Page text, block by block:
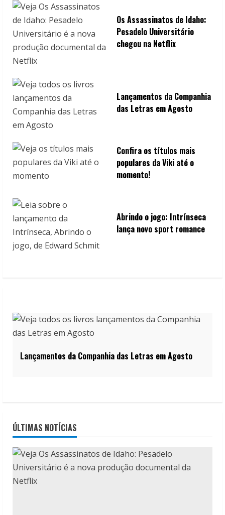
n
g
Os Assassinatos de Idaho:
Pesadelo Universitário
chegou na Netflix
Lançamentos da Companhia
das Letras em Agosto
Confira os títulos mais
populares da Viki até o
momento!
Abrindo o jogo: Intrínseca
lança novo sport romance
Lançamentos da Companhia das Letras em Agosto
ÚLTIMAS NOTÍCIAS